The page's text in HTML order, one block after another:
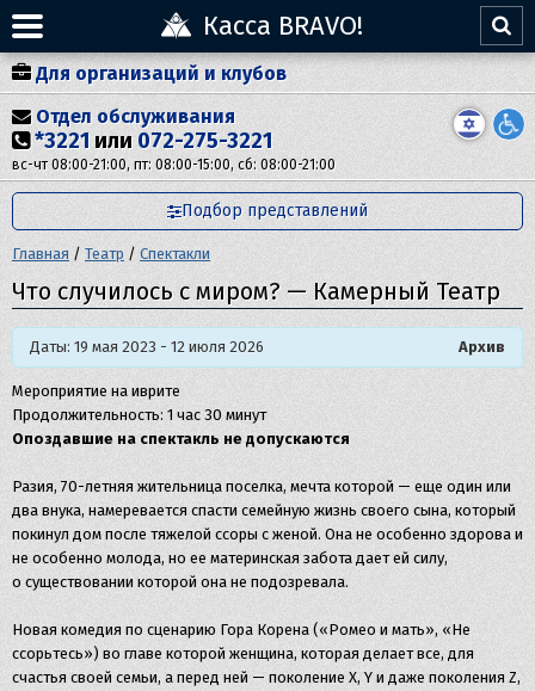
Касса BRAVO!
Для организаций и клубов
Отдел обслуживания
*3221 или 072-275-3221
вс-чт 08:00-21:00, пт: 08:00-15:00, сб: 08:00-21:00
Подбор представлений
Главная / Театр / Спектакли
Что случилось с миром? — Камерный Театр
Архив
Даты: 19 мая 2023 - 12 июля 2026
Мероприятие на иврите
Продолжительность: 1 час 30 минут
Опоздавшие на спектакль не допускаются
Разия, 70-летняя жительница поселка, мечта которой — еще один или
два внука, намеревается спасти семейную жизнь своего сына, который
покинул дом после тяжелой ссоры с женой. Она не особенно здорова и
не особенно молода, но ее материнская забота дает ей силу,
о существовании которой она не подозревала.
Новая комедия по сценарию Гора Корена («Ромео и мать», «Не
ссорьтесь») во главе которой женщина, которая делает все, для
счастья своей семьи, а перед ней — поколение X, Y и даже поколения Z,